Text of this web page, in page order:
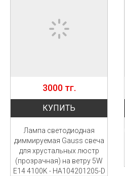
3000 тг.
КУПИТЬ
Лампа светодиодная
диммируемая Gauss свеча
для хрустальных люстр
(прозрачная) на ветру 5W
E14 4100K - HA104201205-D